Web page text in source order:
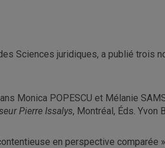
Sciences juridiques, a publié trois
Monica POPESCU et Mélanie
Pierre Issalys, Montréal, Éds. Yvon
en perspective comparée